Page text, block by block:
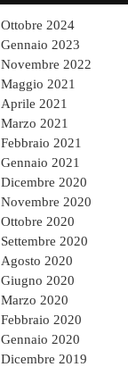
Ottobre 2024
Gennaio 2023
Novembre 2022
Maggio 2021
Aprile 2021
Marzo 2021
Febbraio 2021
Gennaio 2021
Dicembre 2020
Novembre 2020
Ottobre 2020
Settembre 2020
Agosto 2020
Giugno 2020
Marzo 2020
Febbraio 2020
Gennaio 2020
Dicembre 2019